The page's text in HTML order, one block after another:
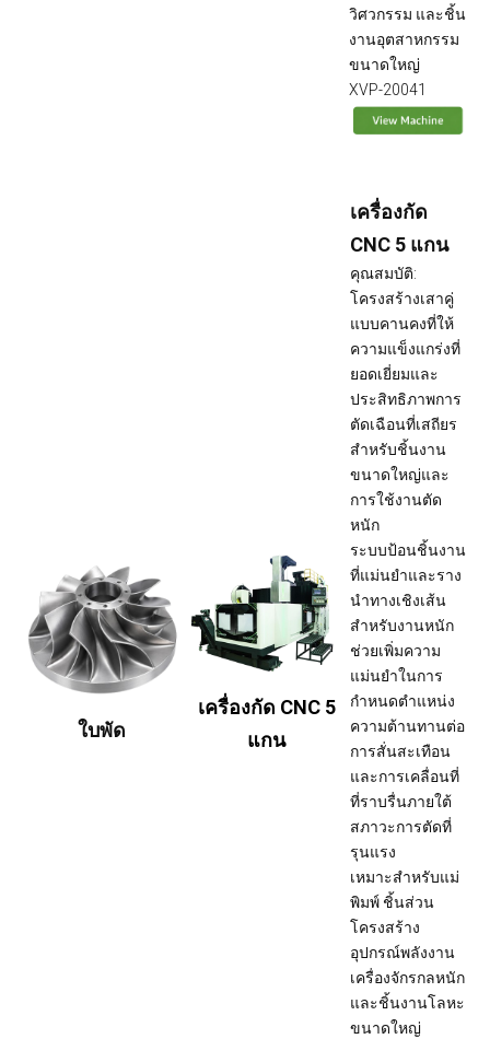
วิศวกรรม และชิ้น
งานอุตสาหกรรม
ขนาดใหญ่
XVP-20041
ใบพัด
เครื่องกัด CNC 5
แกน
เครื่องกัด
CNC 5 แกน
คุณสมบัติ:
โครงสร้างเสาคู่
แบบคานคงที่ให้
ความแข็งแกร่งที่
ยอดเยี่ยมและ
ประสิทธิภาพการ
ตัดเฉือนที่เสถียร
สำหรับชิ้นงาน
ขนาดใหญ่และ
การใช้งานตัด
หนัก
ระบบป้อนชิ้นงาน
ที่แม่นยำและราง
นำทางเชิงเส้น
สำหรับงานหนัก
ช่วยเพิ่มความ
แม่นยำในการ
กำหนดตำแหน่ง
ความต้านทานต่อ
การสั่นสะเทือน
และการเคลื่อนที่
ที่ราบรื่นภายใต้
สภาวะการตัดที่
รุนแรง
เหมาะสำหรับแม่
พิมพ์ ชิ้นส่วน
โครงสร้าง
อุปกรณ์พลังงาน
เครื่องจักรกลหนัก
และชิ้นงานโลหะ
ขนาดใหญ่